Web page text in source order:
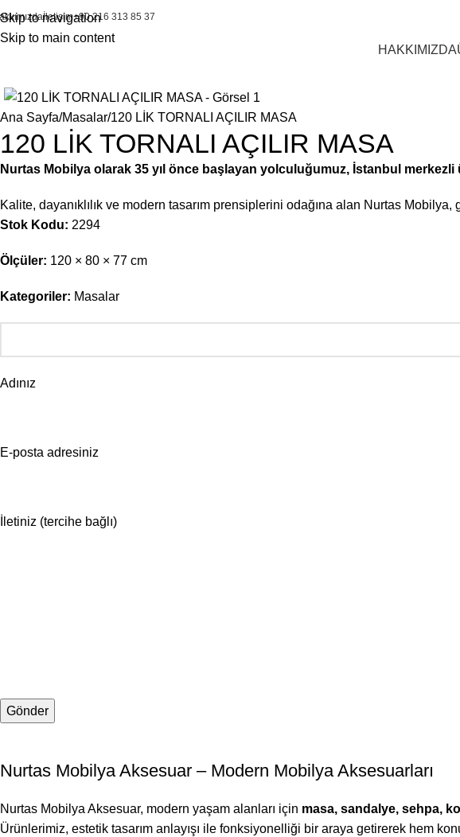
Skip to navigation
Skip to main content
İletişim+90 216 313 85 37
HAKKIMIZDA
Ana Sayfa Masalar 120 LİK TORNALI AÇILIR MASA
120 LİK TORNALI AÇILIR MASA
Nurtas Mobilya olarak 35 yıl önce başlayan yolculuğumuz, İstanbul merkezli
Kalite, dayanıklılık ve modern tasarım prensiplerini odağına alan Nurtas
Stok Kodu: 2294
Ölçüler: 120 × 80 × 77 cm
Kategoriler: Masalar
Adınız
E-posta adresiniz
İletiniz (tercihe bağlı)
Nurtas Mobilya Aksesuar – Modern Mobilya Aksesuarları
Nurtas Mobilya Aksesuar, modern yaşam alanları için masa, sandalye, sehpa,
Ürünlerimiz, estetik tasarım anlayışı ile fonksiyonelliği bir araya getirerek hem